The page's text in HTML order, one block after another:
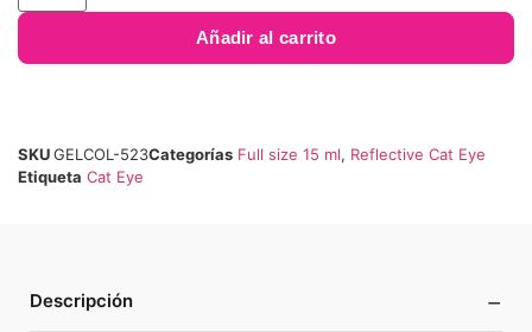
Añadir al carrito
SKUGELCOL-523Categorías Full size 15 ml, Reflective Cat Eye
Etiqueta Cat Eye
Descripción −